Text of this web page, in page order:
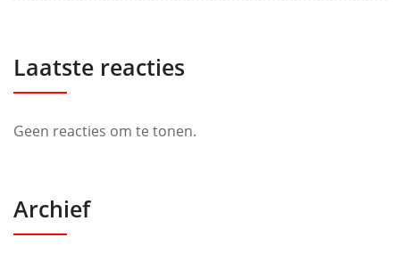
Laatste reacties
Geen reacties om te tonen.
Archief